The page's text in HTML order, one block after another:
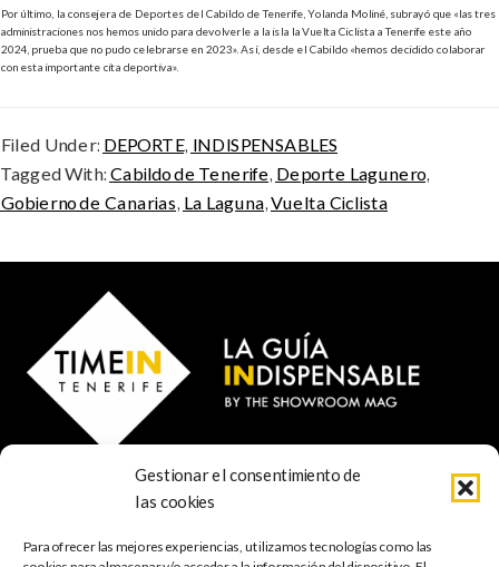
Gestionar el consentimiento de
las cookies
Para ofrecer las mejores experiencias, utilizamos tecnologías como las
Por último, la consejera de Deportes del Cabildo de Tenerife, Yolanda Moliné, subrayó que «las tres
administraciones nos hemos unido para devolverle a la isla la Vuelta Ciclista a Tenerife este año
2024, prueba que no pudo celebrarse en 2023». Así, desde el Cabildo «hemos decidido colaborar
con esta importante cita deportiva».
Filed Under: DEPORTE, INDISPENSABLES
Tagged With: Cabildo de Tenerife, Deporte Lagunero,
Gobierno de Canarias, La Laguna,Vuelta Ciclista
© 2024 TIME IN TENERIFE - Rosti Family Group S.L.
38001 Santa Cruz de Tenerife (ES)